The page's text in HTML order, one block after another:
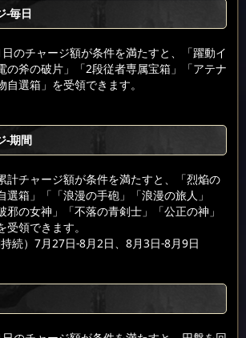
-毎日
のチャージ額が条件を満たすと、「躍動イ
の斧の破片」「2段従者専属宝箱」「アテナ
選箱」を受領できます。
-期間
計チャージ額が条件を満たすと、「烈焔の
選箱」「「浪漫の手砲」「浪漫の旅人」
邪の女神」「不落の青剣士」「公正の神」
受領できます。
続）7月27日-8月2日、8月3日-8月9日